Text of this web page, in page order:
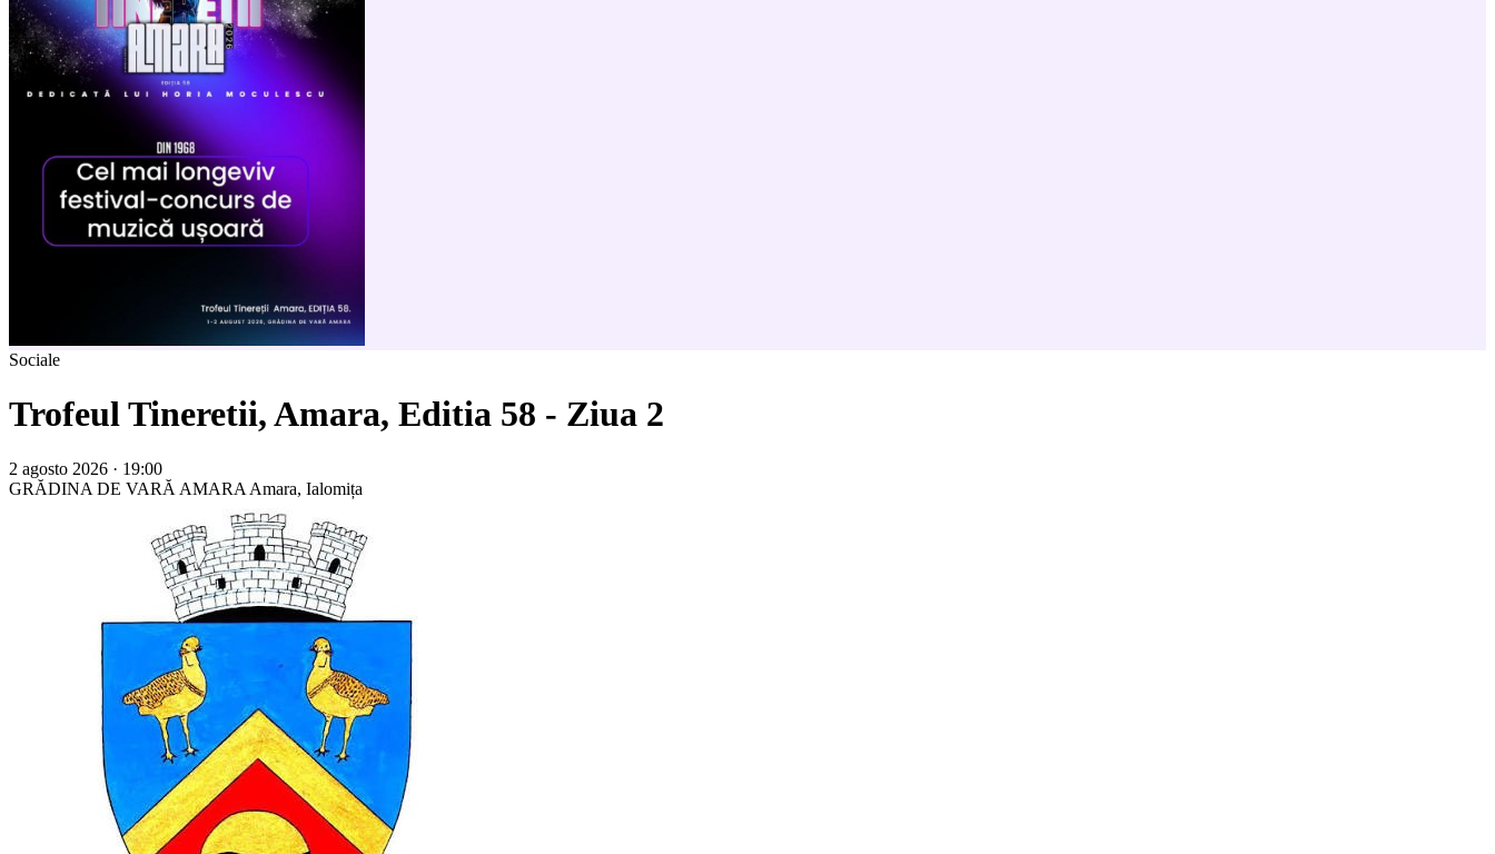
Sociale
Trofeul Tineretii, Amara, Editia 58 - Ziua 2
2 agosto 2026 · 19:00
GRĂDINA DE VARĂ AMARA Amara, Ialomița